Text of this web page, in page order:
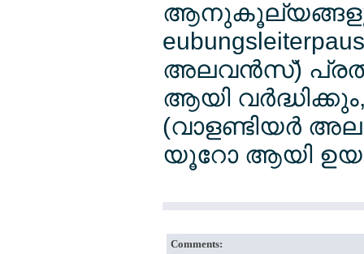
ആനുകൂല്യങ്ങളും
അലവന്‍സ്)
ആയി
(വാളണ്ടിയര്‍
യൂറോ ആയി
Comments: